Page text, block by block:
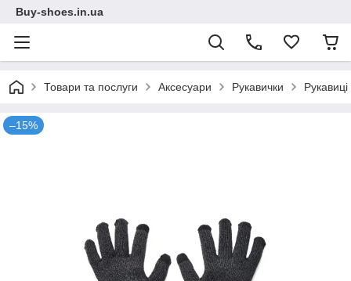
Buy-shoes.in.ua
Товари та послуги Аксесуари Рукавички
–15%